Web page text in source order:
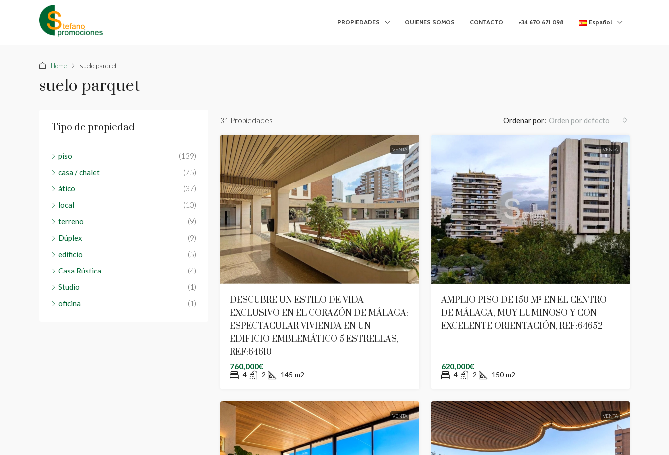
PROPIEDADES QUIENES SOMOS CONTACTO +34 670 671 098 Español
Home suelo parquet
suelo parquet
31 Propiedades Ordenar por: Orden por defecto
VENTA
DESCUBRE UN ESTILO DE VIDA
EXCLUSIVO EN EL CORAZÓN DE MÁLAGA:
ESPECTACULAR VIVIENDA EN UN
EDIFICIO EMBLEMÁTICO 5 ESTRELLAS,
REF:64610
760,000€
4 2 145 m2
VENTA
AMPLIO PISO DE 150 M² EN EL CENTRO
DE MÁLAGA, MUY LUMINOSO Y CON
EXCELENTE ORIENTACIÓN, REF:64652
620,000€
4 2 150 m2
VENTA VENTA
Tipo de propiedad
piso
(139)
casa / chalet
(75)
ático
(37)
local
(10)
terreno
(9)
Dúplex
(9)
edificio
(5)
Casa Rústica
(4)
Studio
(1)
oficina
(1)